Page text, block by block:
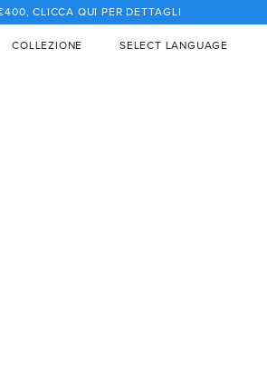
CLICCA QUI PER DETTAGLI
COLLEZIONE SELECT LANGUAGE